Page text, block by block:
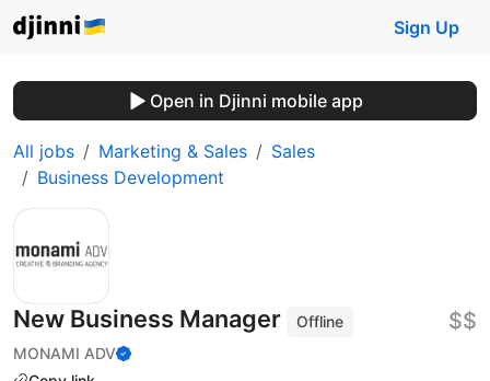
Sign Up
Open in Djinni mobile app
All jobs Marketing & Sales
Sales
Business Development
New Business Manager
Offline
MONAMI ADV
$$